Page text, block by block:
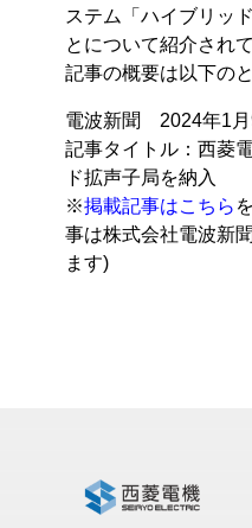
ステム「ハイブリッ
とについて紹介され
記事の概要は以下の
電波新聞 2024年1月
記事タイトル：西菱
ド拡声子局を納入
※掲載記事はこちら
事は株式会社電波新
ます)